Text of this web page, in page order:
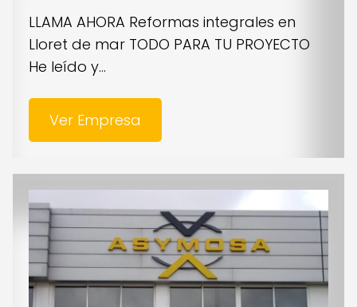
LLAMA AHORA Reformas integrales en
Lloret de mar TODO PARA TU PROYECTO
He leído y...
Ver Empresa